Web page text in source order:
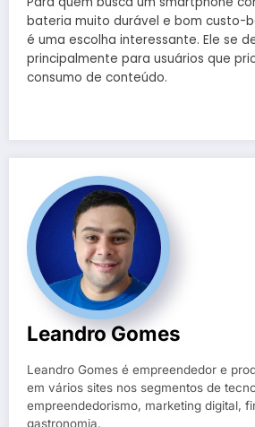
bateria muito durável e bom custo-
é uma escolha interessante. Ele se
principalmente para usuários que
consumo de conteúdo.
Leandro Gomes
Leandro Gomes é empreendedor e
em vários sites nos segmentos de
empreendedorismo, marketing digital,
gastronomia.